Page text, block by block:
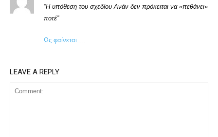
“Η υπόθεση του σχεδίου Ανάν δεν πρόκειται να «πεθάνει»
ποτέ”
Ως φαίνεται
LEAVE A REPLY